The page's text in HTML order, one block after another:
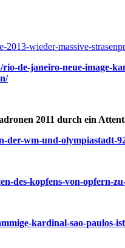
wieder-massive-
de-janeiro-neue-image-
2011 durch ein
der-wm-und-olympiastadt-
des-kopfens-von-opfern-
kardinal-sao-paulos-